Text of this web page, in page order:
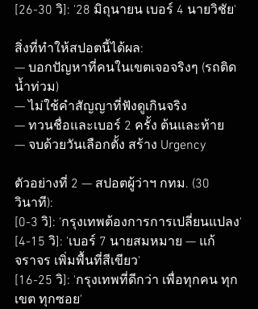
[26-30 วิ]: '28 มิถุนายน เบอร์ 4 นายวิชัย'
สิ่งที่ทำให้สปอตนี้ได้ผล:
— บอกปัญหาที่คนในเขตเจอจริงๆ (รถติด
น้ำท่วม)
— ไม่ใช้คำสัญญาที่ฟังดูเกินจริง
— ทวนชื่อและเบอร์ 2 ครั้ง ต้นและท้าย
— จบด้วยวันเลือกตั้ง สร้าง Urgency
ตัวอย่างที่ 2 — สปอตผู้ว่าฯ กทม. (30
วินาที):
[0-3 วิ]: 'กรุงเทพต้องการการเปลี่ยนแปลง'
[4-15 วิ]: 'เบอร์ 7 นายสมหมาย — แก้
จราจร เพิ่มพื้นที่สีเขียว'
[16-25 วิ]: 'กรุงเทพที่ดีกว่า เพื่อทุกคน ทุก
เขต ทุกซอย'